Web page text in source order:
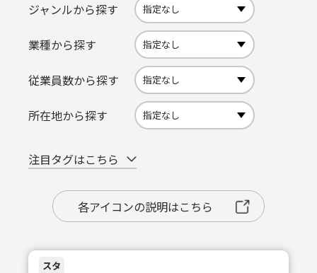
ジャンルから探す
業種から探す
従業員数から探す
所在地から探す
注目タグはこちら
各アイコンの説明はこちら
スタ